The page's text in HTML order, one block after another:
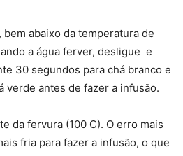
abaixo da temperatura de
a água ferver, desligue e
30 segundos para chá branco e
verde antes de fazer a infusão.
da fervura (100 C). O erro mais
fria para fazer a infusão, o que